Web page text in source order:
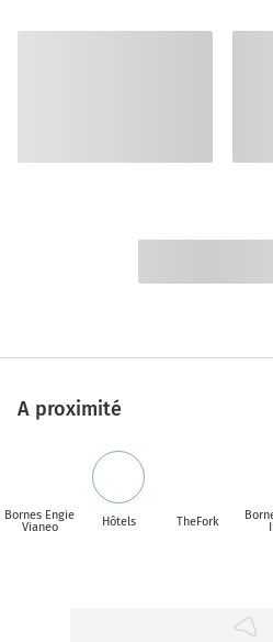
A proximité
Bornes Engie
Vianeo
Hôtels TheFork